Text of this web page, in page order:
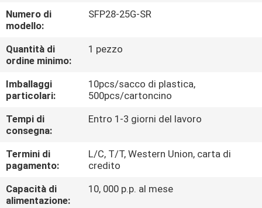
CONTROLLO
DI
QUALITÀ
CONTATTICI
NOTIZIE
RICHIEDA
UNA
Numero di
modello:
SFP28-25G-SR
Quantità di
ordine minimo:
1 pezzo
Imballaggi
particolari:
10pcs/sacco di plastica,
500pcs/cartoncino
Tempi di
consegna:
Entro 1-3 giorni del lavoro
Termini di
pagamento:
L/C, T/T, Western Union, carta di
credito
Capacità di
alimentazione:
10, 000 p.p. al mese